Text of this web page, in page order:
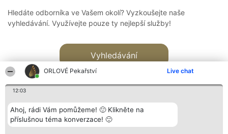
ORLOVÉ Pekařství Live chat
12:03
Ahoj, rádi Vám pomůžeme! 🙂 Klikněte na
příslušnou téma konverzace! 🙂
Hledáte odborníka ve Vašem okolí? Vyzkoušejte naše
vyhledávání. Využívejte pouze ty nejlepší služby!
Vyhledávání